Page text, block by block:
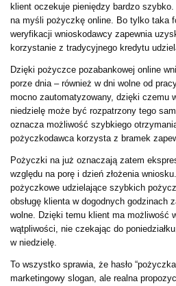
klient oczekuje pieniędzy bardzo
na myśli pożyczkę online. Bo tylko taka
weryfikacji wnioskodawcy zapewnia
korzystanie z tradycyjnego kredytu
Dzięki pożyczce pozabankowej online
porze dnia – również w dni wolne od
mocno zautomatyzowany, dzięki czemu
niedzielę może być rozpatrzony tego
oznacza możliwość szybkiego
pożyczkodawca korzysta z bramek
Pożyczki na już oznaczają zatem
względu na porę i dzień złożenia
pożyczkowe udzielające szybkich
obsługę klienta w dogodnych godzinach
wolne. Dzięki temu klient ma możliwość
wątpliwości, nie czekając do
w niedzielę.
To wszystko sprawia, że hasło
marketingowy slogan, ale realna